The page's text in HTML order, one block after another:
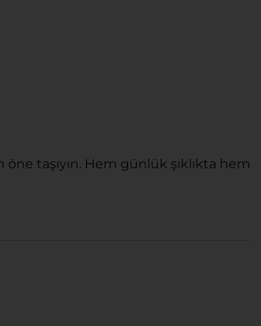
taşıyın. Hem günlük şıklıkta hem